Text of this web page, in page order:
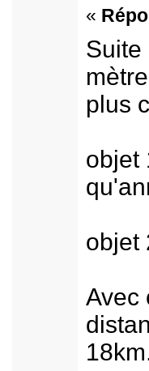
«
Suite
plus
objet
objet
Avec